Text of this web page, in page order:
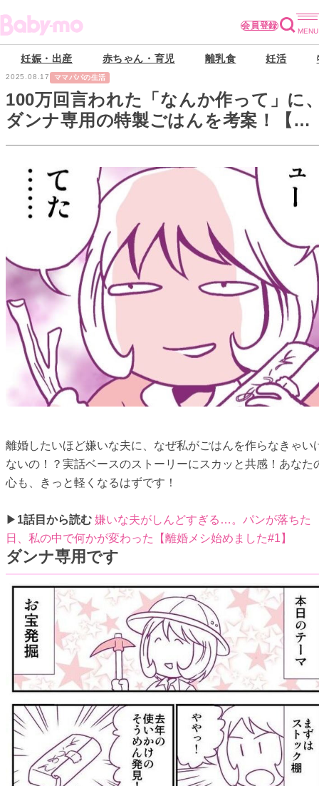
会員登録
妊娠・出産 赤ちゃん・育児 離乳食 妊活
2025.08.17 ママパパの生活
100万回言われた「なんか作って」に
ダンナ専用の特製ごはんを考案！【離
婚メシ始めました#11】
離婚したいほど嫌いな夫に、なぜ私がごはんを作らなきゃい
ないの！？実話ベースのストーリーにスカッと共感！あなた
心も、きっと軽くなるはずです！
▶ 1話目から読む 嫌いな夫がしんどすぎる…。パンが落ちた
日、私の中で何かが変わった【離婚メシ始めました#1】
ダンナ専用です